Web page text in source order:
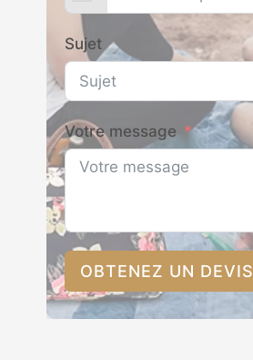
Sujet
Votre message
OBTENEZ UN DEVIS